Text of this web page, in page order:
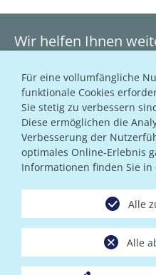
Wir helfen Ihnen
+49
Unser Support Team
Geschäftszeiten Montag –
richten sich ausschließlich
Alle Preisangaben netto
Für eine vollumfängliche
funktionale Cookies
Sie stetig zu verbessern
Diese ermöglichen die
Verbesserung der
optimales Online-Erlebnis
Informationen finden Sie in
Alle
Alle